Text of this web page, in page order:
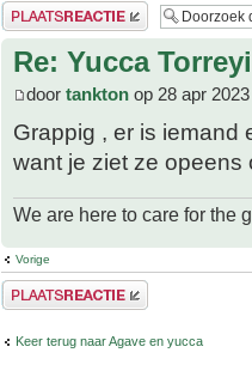
Plaats een reactie
Re: Yucca Torreyi
door tankton op 28 apr
Grappig , er is iemand
want je ziet ze
We are here to care for the
Vorige
Plaats een reactie
Keer terug naar Agave en yucca